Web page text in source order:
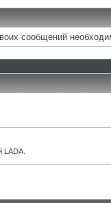
сообщений